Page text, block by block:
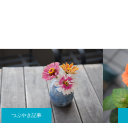
つぶやき記事